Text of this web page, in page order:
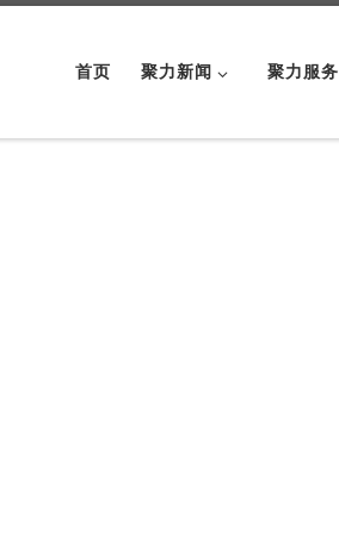
首页 聚力新闻 聚力服务